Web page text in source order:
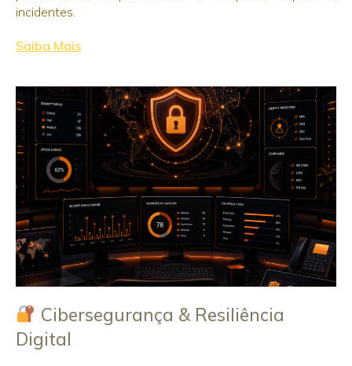
incidentes.
Saiba Mais
Cibersegurança & Resiliência
Digital